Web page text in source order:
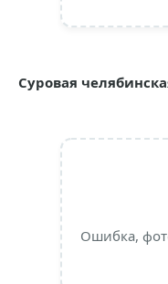
Суровая
Ошибка,